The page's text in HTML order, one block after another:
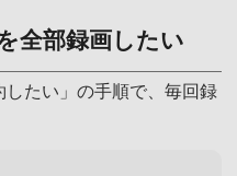
全部録画したい
したい」の手順で、毎回録